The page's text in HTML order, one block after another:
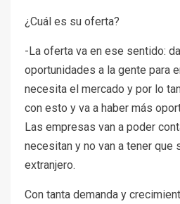
¿Cuál es su oferta?
-La oferta va en ese sentido:
oportunidades a la gente para
necesita el mercado y por lo
con esto y va a haber más
Las empresas van a poder
necesitan y no van a tener que
extranjero.
Con tanta demanda y